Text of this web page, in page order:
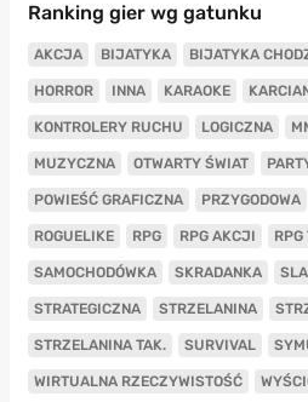
Ranking gier wg gatunku
AKCJA BIJATYKA BIJATYKA
HORROR INNA KARAOKE
KONTROLERY RUCHU LOGICZNA
MUZYCZNA OTWARTY ŚWIAT
POWIEŚĆ GRAFICZNA PRZYGODOWA
ROGUELIKE RPG RPG AKCJI RPG
SAMOCHODÓWKA SKRADANKA
STRATEGICZNA STRZELANINA
STRZELANINA TAK. SURVIVAL
WIRTUALNA RZECZYWISTOŚĆ